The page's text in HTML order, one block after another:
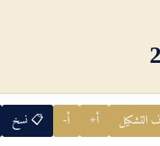
التشكيل أ+ أ- 📋 نسخ